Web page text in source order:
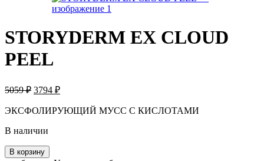
STORYDERM EX CLOUD
PEEL
5059₽ Первоначальная
составляла
3794 ₽Текущая
3794 ₽.
ЭКСФОЛИРУЮЩИЙ МУСС C КИСЛОТАМИ
В наличии
Количество
В корзину